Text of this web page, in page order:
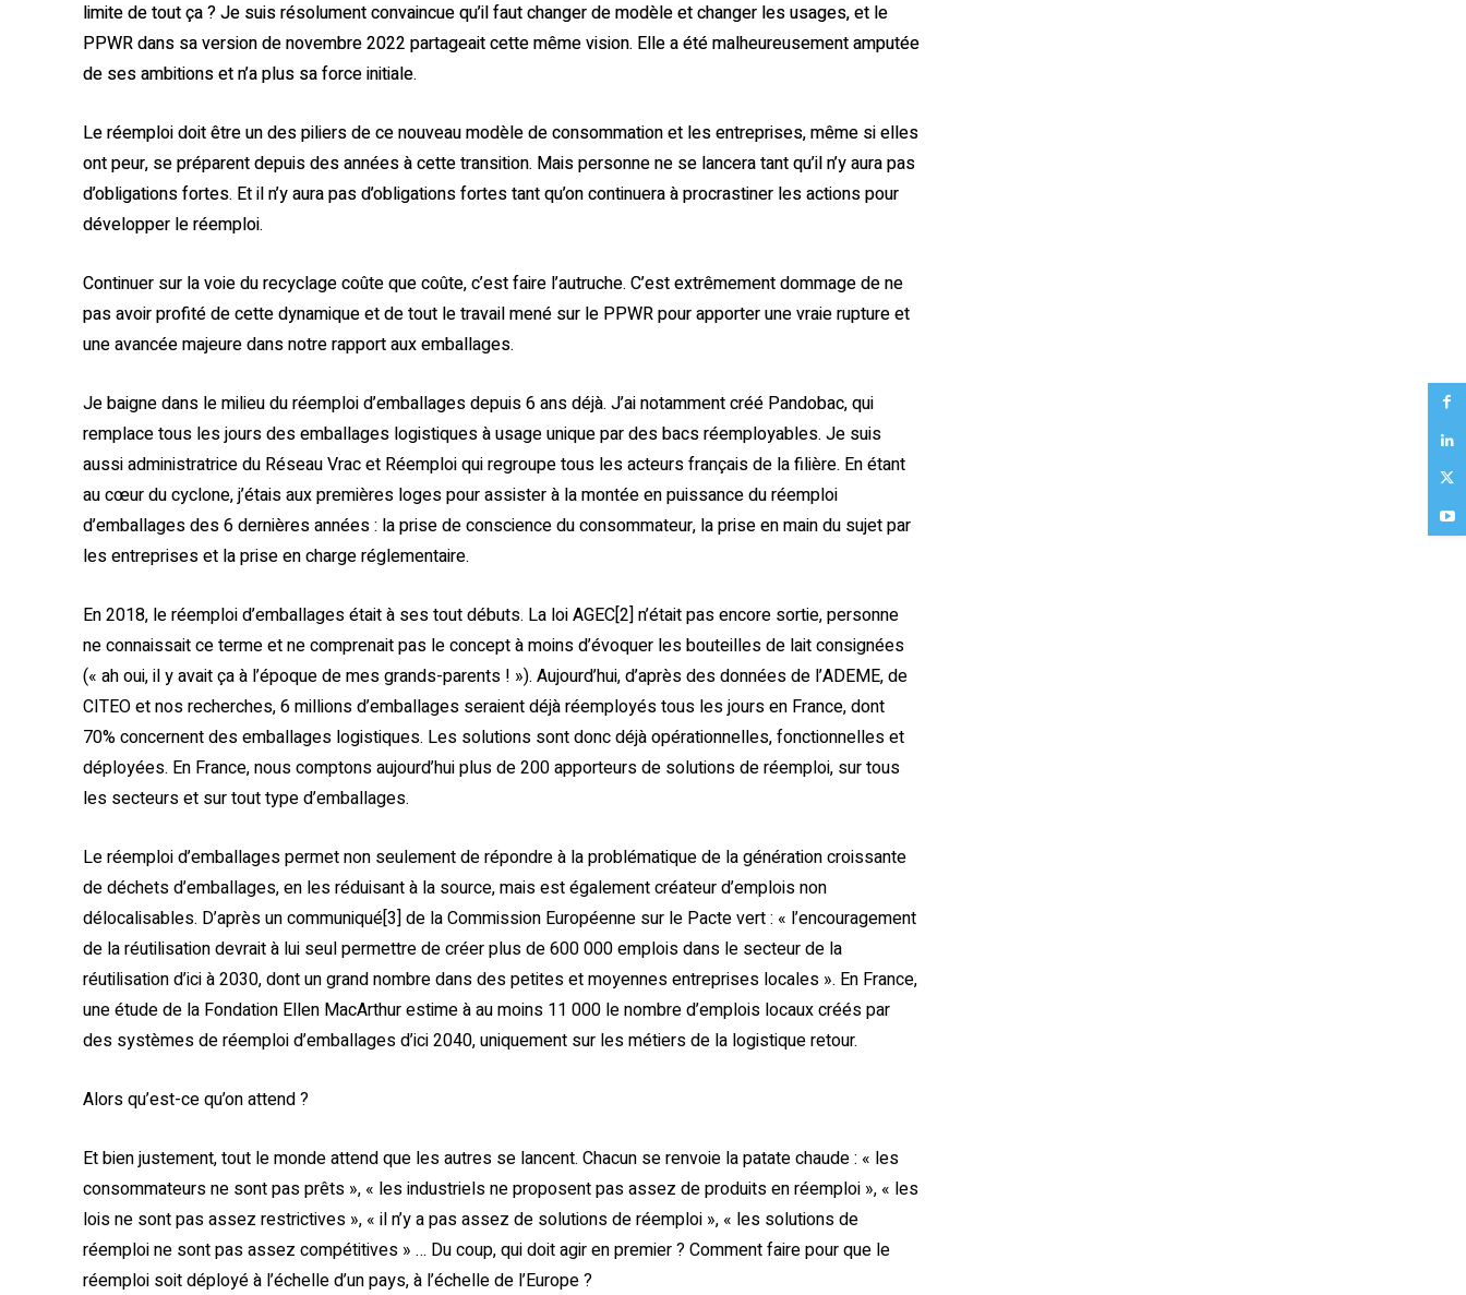
limite de tout ça ? Je suis résolument convaincue qu’il faut changer de modèle et changer les usages, et le
PPWR dans sa version de novembre 2022 partageait cette même vision. Elle a été malheureusement amputée
de ses ambitions et n’a plus sa force initiale.
Le réemploi doit être un des piliers de ce nouveau modèle de consommation et les entreprises, même si elles
ont peur, se préparent depuis des années à cette transition. Mais personne ne se lancera tant qu’il n’y aura pas
d’obligations fortes. Et il n’y aura pas d’obligations fortes tant qu’on continuera à procrastiner les actions pour
développer le réemploi.
Continuer sur la voie du recyclage coûte que coûte, c’est faire l’autruche. C’est extrêmement dommage de ne
pas avoir profité de cette dynamique et de tout le travail mené sur le PPWR pour apporter une vraie rupture et
une avancée majeure dans notre rapport aux emballages.
Je baigne dans le milieu du réemploi d’emballages depuis 6 ans déjà. J’ai notamment créé Pandobac, qui
remplace tous les jours des emballages logistiques à usage unique par des bacs réemployables. Je suis
aussi administratrice du Réseau Vrac et Réemploi qui regroupe tous les acteurs français de la filière. En étant
au cœur du cyclone, j’étais aux premières loges pour assister à la montée en puissance du réemploi
d’emballages des 6 dernières années : la prise de conscience du consommateur, la prise en main du sujet par
les entreprises et la prise en charge réglementaire.
En 2018, le réemploi d’emballages était à ses tout débuts. La loi AGEC[2] n’était pas encore sortie, personne
ne connaissait ce terme et ne comprenait pas le concept à moins d’évoquer les bouteilles de lait consignées
(« ah oui, il y avait ça à l’époque de mes grands-parents ! »). Aujourd’hui, d’après des données de l’ADEME, de
CITEO et nos recherches, 6 millions d’emballages seraient déjà réemployés tous les jours en France, dont
70% concernent des emballages logistiques. Les solutions sont donc déjà opérationnelles, fonctionnelles et
déployées. En France, nous comptons aujourd’hui plus de 200 apporteurs de solutions de réemploi, sur tous
les secteurs et sur tout type d’emballages.
Le réemploi d’emballages permet non seulement de répondre à la problématique de la génération croissante
de déchets d’emballages, en les réduisant à la source, mais est également créateur d’emplois non
délocalisables. D’après un communiqué[3] de la Commission Européenne sur le Pacte vert : « l’encouragement
de la réutilisation devrait à lui seul permettre de créer plus de 600 000 emplois dans le secteur de la
réutilisation d’ici à 2030, dont un grand nombre dans des petites et moyennes entreprises locales ». En France,
une étude de la Fondation Ellen MacArthur estime à au moins 11 000 le nombre d’emplois locaux créés par
des systèmes de réemploi d’emballages d’ici 2040, uniquement sur les métiers de la logistique retour.
Alors qu’est-ce qu’on attend ?
Et bien justement, tout le monde attend que les autres se lancent. Chacun se renvoie la patate chaude : « les
consommateurs ne sont pas prêts », « les industriels ne proposent pas assez de produits en réemploi », « les
lois ne sont pas assez restrictives », « il n’y a pas assez de solutions de réemploi », « les solutions de
réemploi ne sont pas assez compétitives » … Du coup, qui doit agir en premier ? Comment faire pour que le
réemploi soit déployé à l’échelle d’un pays, à l’échelle de l’Europe ?